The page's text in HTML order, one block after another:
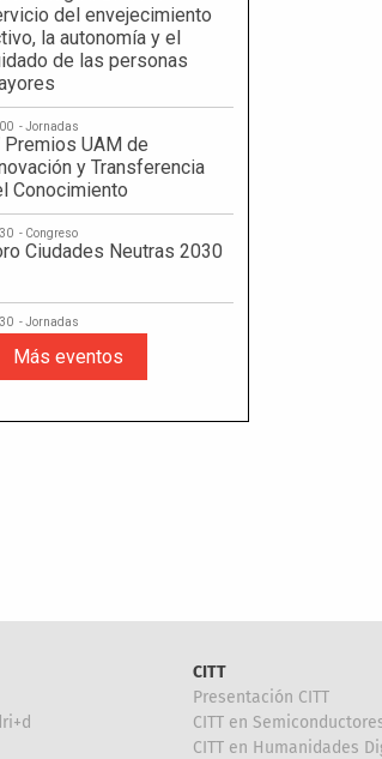
CITT
Presentación CITT
CITT en
CITT en Humanidades